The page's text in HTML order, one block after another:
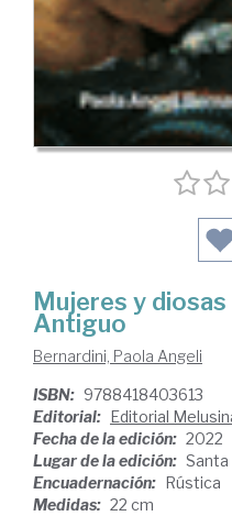
Mujeres y
Antiguo
Bernardini, Paola Angeli
ISBN: 9788418403613
Editorial: Editorial
Fecha de la edición: 2022
Lugar de la edición: Santa
Encuadernación: Rústica
Medidas: 22 cm